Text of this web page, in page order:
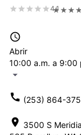
4.1
access_time
Abrir
10:00 a.m. a 9:00
arrow_drop_down
call (253) 864-
location_on 3500 S